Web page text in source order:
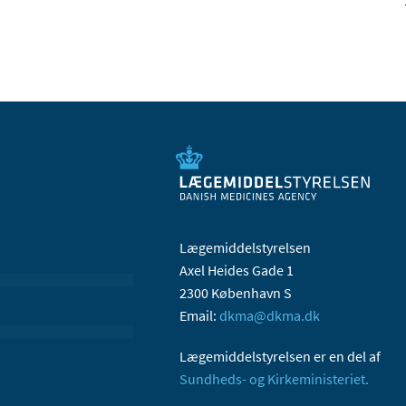
Lægemiddelstyrelsen
Axel Heides Gade 1
2300 København S
Email: dkma@dkma.dk
Lægemiddelstyrelsen er en del af
Sundheds- og Kirkeministeriet.